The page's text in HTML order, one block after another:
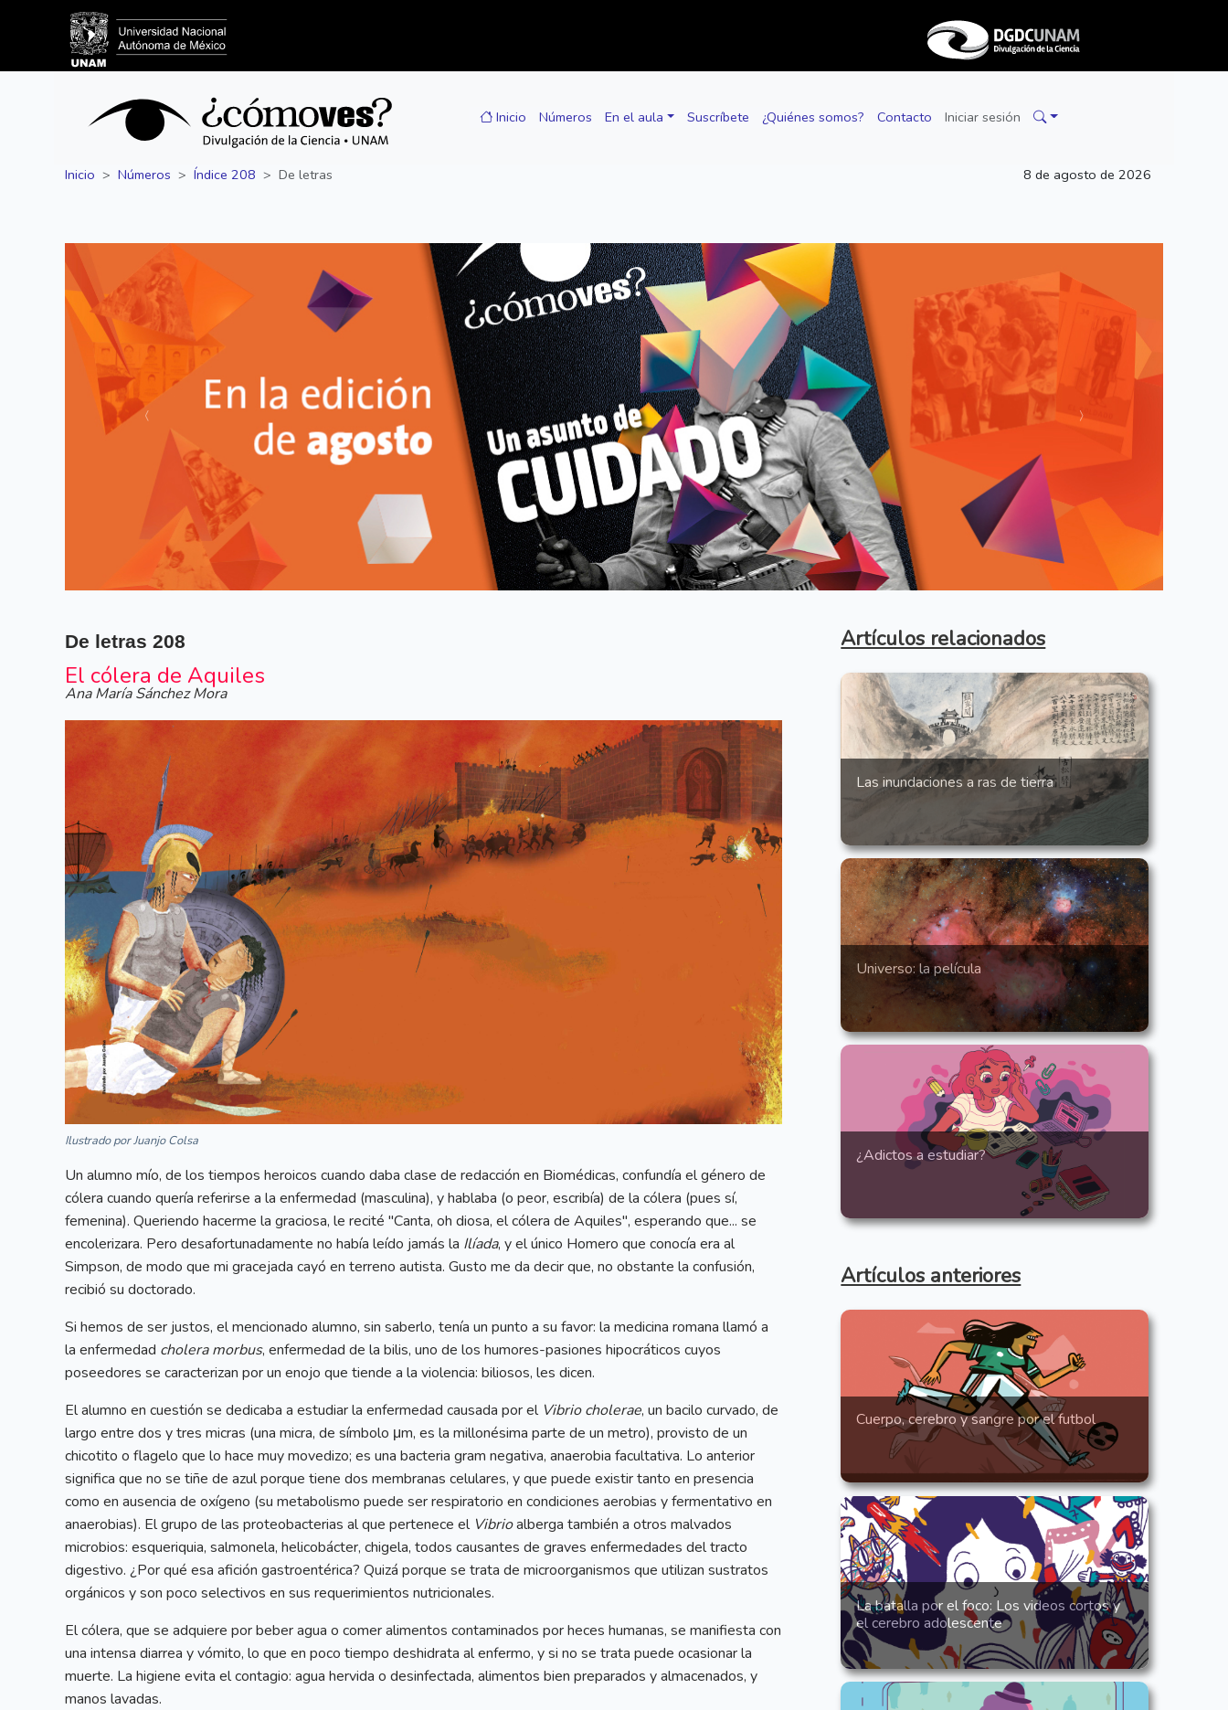
Inicio Números En el aula Suscríbete ¿Quiénes somos? Contacto Iniciar sesión
Inicio Números Índice 208 De letras 8 de agosto de 2026
Siguiente Anterior
De letras 208
El cólera de Aquiles
Ana María Sánchez Mora
Ilustrado por Juanjo Colsa
Un alumno mío, de los tiempos heroicos cuando daba clase de redacción en Biomédicas, confundía el género de
cólera cuando quería referirse a la enfermedad (masculina), y hablaba (o peor, escribía) de la cólera (pues sí,
femenina). Queriendo hacerme la graciosa, le recité "Canta, oh diosa, el cólera de Aquiles", esperando que... se
encolerizara. Pero desafortunadamente no había leído jamás la Ilíada, y el único Homero que conocía era al
Simpson, de modo que mi gracejada cayó en terreno autista. Gusto me da decir que, no obstante la confusión,
recibió su doctorado.
Si hemos de ser justos, el mencionado alumno, sin saberlo, tenía un punto a su favor: la medicina romana llamó a
la enfermedad cholera morbus, enfermedad de la bilis, uno de los humores-pasiones hipocráticos cuyos
poseedores se caracterizan por un enojo que tiende a la violencia: biliosos, les dicen.
El alumno en cuestión se dedicaba a estudiar la enfermedad causada por el Vibrio cholerae, un bacilo curvado, de
largo entre dos y tres micras (una micra, de símbolo μm, es la millonésima parte de un metro), provisto de un
chicotito o flagelo que lo hace muy movedizo; es una bacteria gram negativa, anaerobia facultativa. Lo anterior
significa que no se tiñe de azul porque tiene dos membranas celulares, y que puede existir tanto en presencia
como en ausencia de oxígeno (su metabolismo puede ser respiratorio en condiciones aerobias y fermentativo en
anaerobias). El grupo de las proteobacterias al que pertenece el Vibrioalberga también a otros malvados
microbios: esqueriquia, salmonela, helicobácter, chigela, todos causantes de graves enfermedades del tracto
digestivo. ¿Por qué esa afición gastroentérica? Quizá porque se trata de microorganismos que utilizan sustratos
orgánicos y son poco selectivos en sus requerimientos nutricionales.
El cólera, que se adquiere por beber agua o comer alimentos contaminados por heces humanas, se manifiesta con
una intensa diarrea y vómito, lo que en poco tiempo deshidrata al enfermo, y si no se trata puede ocasionar la
muerte. La higiene evita el contagio: agua hervida o desinfectada, alimentos bien preparados y almacenados, y
manos lavadas.
Artículos relacionados
Las inundaciones a ras de tierra
Universo: la película
¿Adictos a estudiar?
Artículos anteriores
Cuerpo, cerebro y sangre por el futbol
La batalla por el foco: Los videos cortos y
el cerebro adolescente